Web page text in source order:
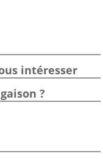
intéresser
?